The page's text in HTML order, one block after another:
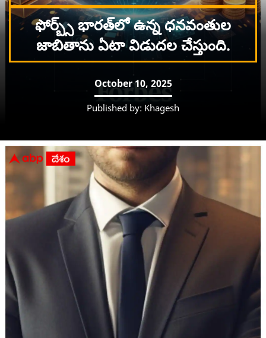
ఫోర్బ్స్‌ భారత్‌లో ఉన్న ధనవంతుల
జాబితాను ఏటా విడుదల చేస్తుంది.
October 10, 2025
Published by: Khagesh